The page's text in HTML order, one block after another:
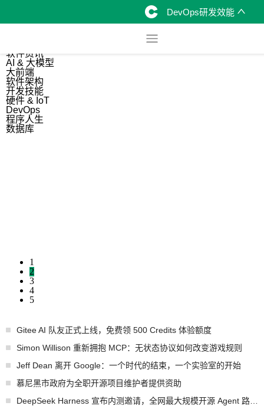
DevOps研发效能
软件资讯
AI & 大模型
大前端
软件架构
开发技能
硬件 & IoT
DevOps
程序人生
数据库
1
2
3
4
5
Gitee AI 队友正式上线，免费领 500 Credits 体验额度
Simon Willison 重新拥抱 MCP：无状态协议如何改变游戏规则
Jeff Dean 离开 Google：一个时代的结束，一个实验室的开始
慕尼黑市政府为全职开源项目维护者提供资助